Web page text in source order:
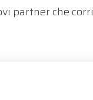
partner che